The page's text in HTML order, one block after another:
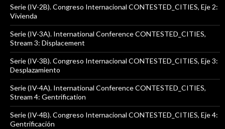
Serie (IV-2B). Congreso Internacional CONTESTED_CITIES, Eje 2:
Vivienda
Serie (IV-3A). International Conference CONTESTED_CITIES,
Stream 3: Displacement
Serie (IV-3B). Congreso Internacional CONTESTED_CITIES, Eje 3:
Desplazamiento
Serie (IV-4A). International Conference CONTESTED_CITIES,
Stream 4: Gentrification
Serie (IV-4B). Congreso Internacional CONTESTED_CITIES, Eje 4:
Gentrificación